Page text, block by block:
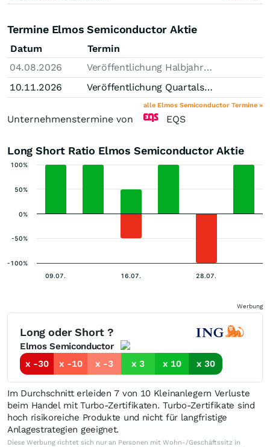
Termine Elmos Semiconductor Aktie
Datum
Termin
04.08.2026
Veröffentlichung Halbjahresfinanzbericht
10.11.2026
Veröffentlichung Quartalsmitteilung (Stichtag Q3)
alle Elmos Semiconductor Termine »
Unternehmenstermine von EQS
Long Short Ratio Elmos Semiconductor Aktie
09.07. 16.07. 28.07.
-100%
-50%
0%
50%
100%
Werbung
Long oder Short ?
Elmos Semiconductor
x -30
x -10 x -3 x 3 x 10 x 30
Im Durchschnitt erleiden 7 von 10 Kleinanlegern Verluste
beim Handel mit Turbo-Zertifikaten. Turbo-Zertifikate sind
hoch risikoreiche Produkte und nicht für langfristige
Anlagestrategien geeignet.
Diese Werbung richtet sich nur an Personen mit Wohn-/Geschäftssitz in